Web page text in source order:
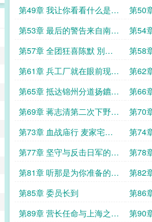
东北
对我
第49章 我让你看看什么是降
维打击
第50
村事
第53章 最后的警告来自南京
的紧箍咒
第54
第57章 全团狂喜陈默 別高
兴太早我们已经成为了孤军
第58
沉默
第61章 兵工厂就在眼前现在
亲手炸了它
第62
石原
第65章 抵达锦州分道扬鑣感
谢青歌泱泱的打赏迟来的加
更
第66
第69章 蒋志清第二次下野风
雨欲来山满楼
第70
零八
第73章 血战庙行 麦家宅的
生死防线
第74
死亡
第77章 坚守与反击日军的斩
首行动
第78
阳谋
第81章 听那是为你准备的烟
花感谢哥姐们的打赏加更一
章
第82
第85章 委员长到
第86
闪闪
第89章 营长任命与上海之行
第90